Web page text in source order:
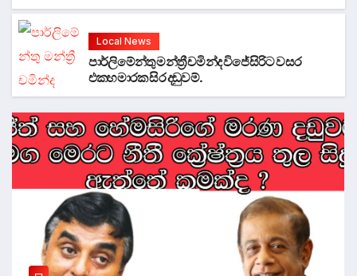
Local News
පාර්ලිමේන්තු මන්ත්‍රී චමින්ද විජේසිරිට වසර
එකහමාරක සිර දඬුවම්.